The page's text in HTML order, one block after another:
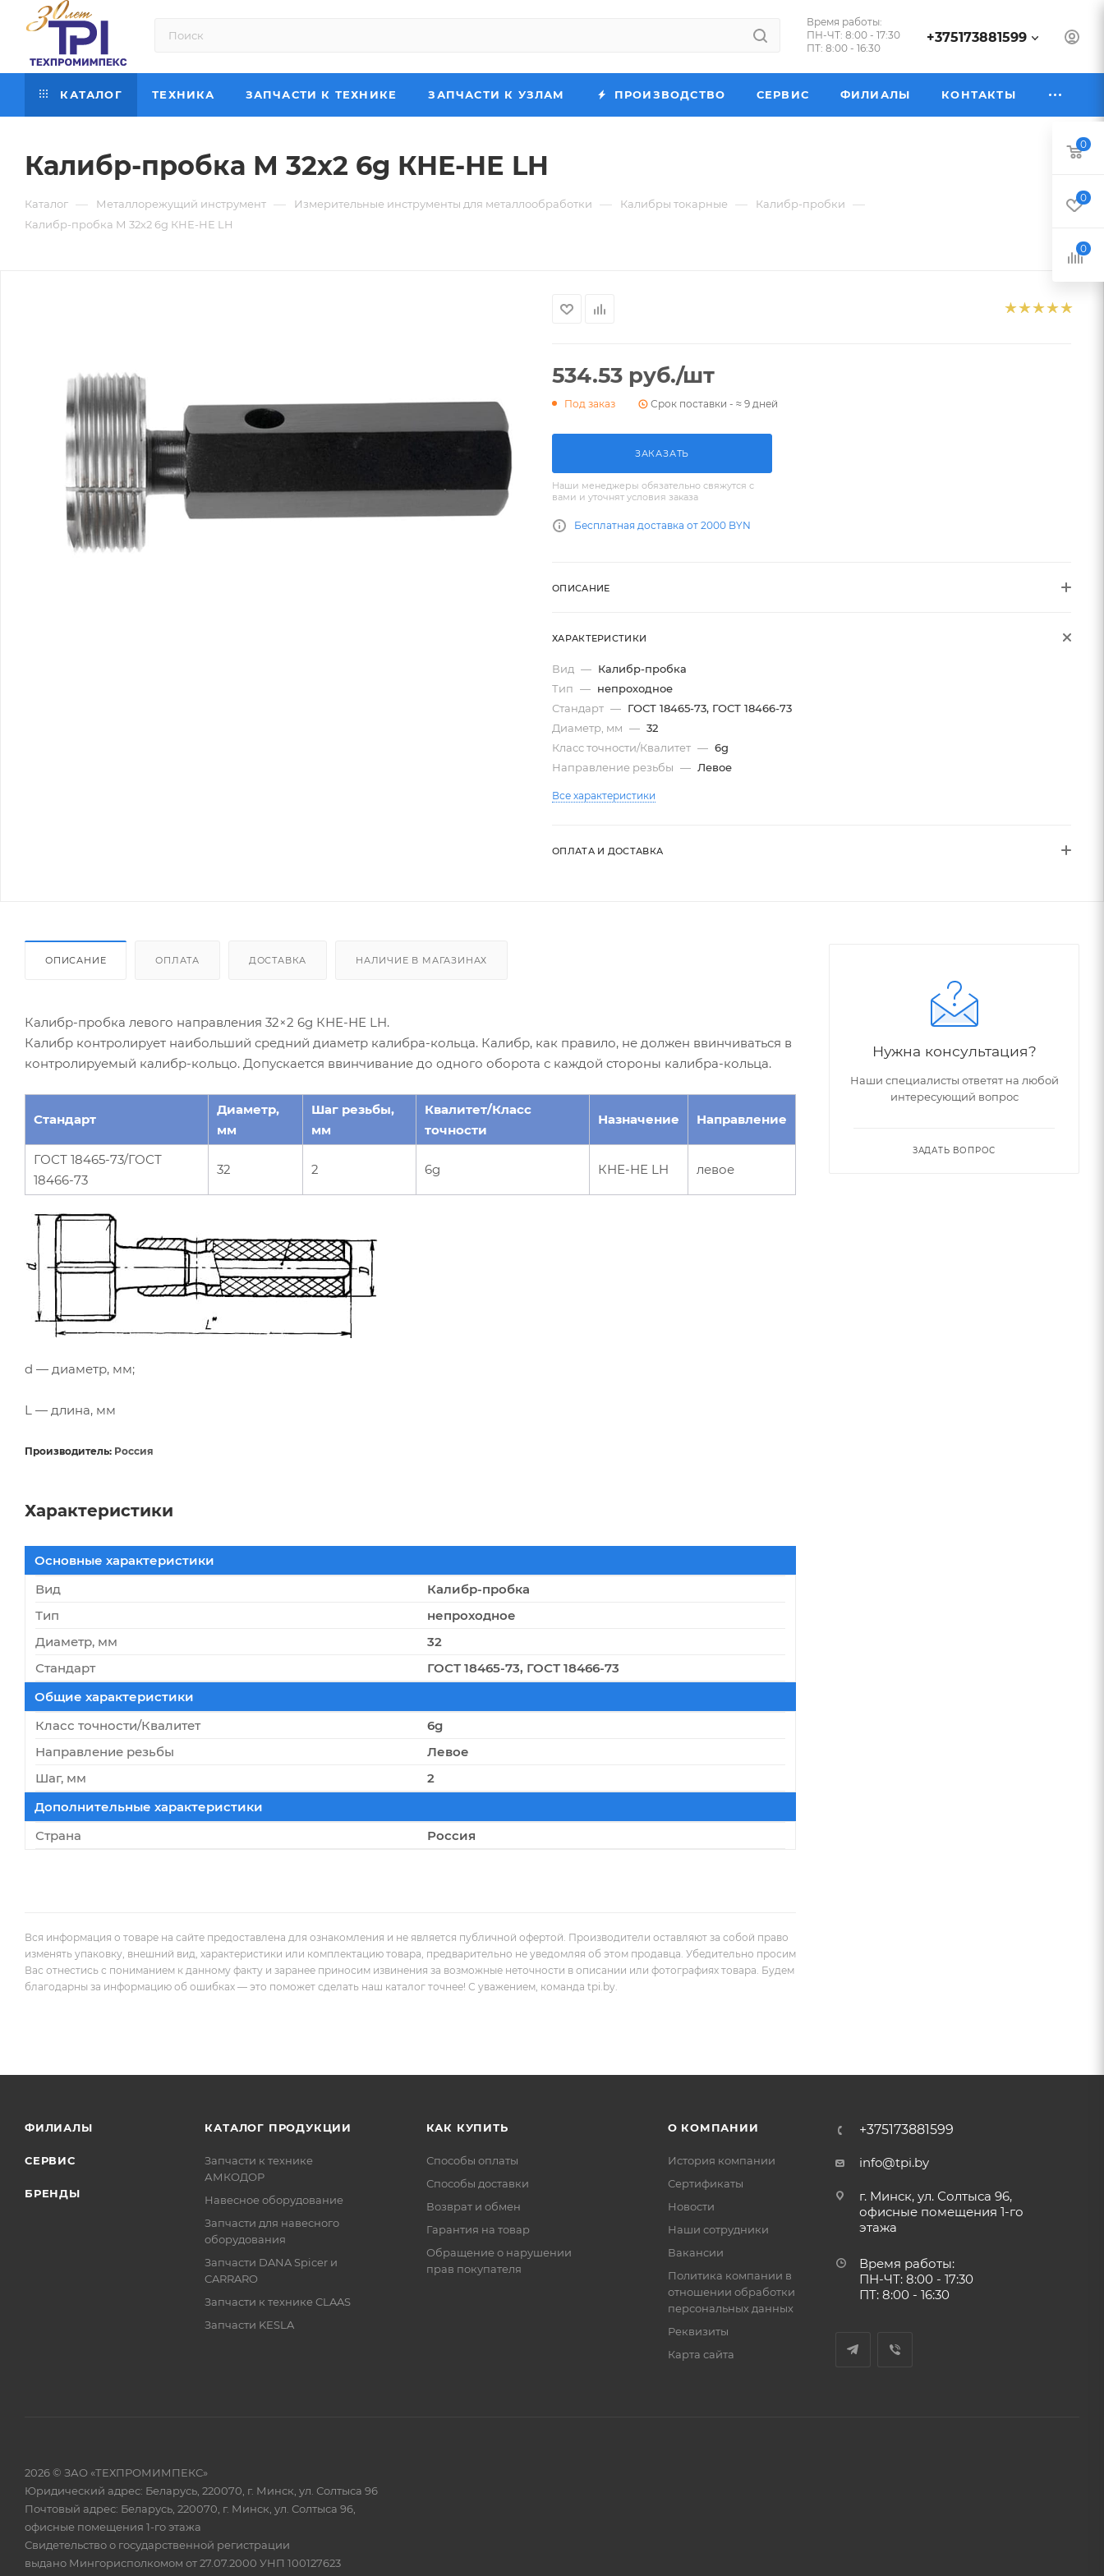
Время работы:
ПН-ЧТ: 8:00 - 17:30
ПТ: 8:00 - 16:30
+375173881599
КАТАЛОГ ТЕХНИКА ЗАПЧАСТИ К ТЕХНИКЕ ЗАПЧАСТИ К УЗЛАМ ПРОИЗВОДСТВО СЕРВИС ФИЛИАЛЫ КОНТАКТЫ
Калибр-пробка М 32х2 6g КНЕ-НЕ LH
Каталог — Металлорежущий инструмент — Измерительные инструменты для металлообработки — Калибры токарные — Калибр-пробки —
Калибр-пробка М 32х2 6g КНЕ-НЕ LH
534.53 руб./шт
Под заказ Срок поставки - ≈ 9 дней
ЗАКАЗАТЬ
Наши менеджеры обязательно свяжутся с
вами и уточнят условия заказа
Бесплатная доставка от 2000 BYN
ОПИСАНИЕ
ХАРАКТЕРИСТИКИ
Вид — Калибр-пробка
Тип — непроходное
Стандарт — ГОСТ 18465-73, ГОСТ 18466-73
Диаметр, мм — 32
Класс точности/Квалитет — 6g
Направление резьбы — Левое
Все характеристики
ОПЛАТА И ДОСТАВКА
ОПИСАНИЕ ОПЛАТА ДОСТАВКА НАЛИЧИЕ В МАГАЗИНАХ
Калибр-пробка левого направления 32×2 6g КНЕ-НЕ LH.
Калибр контролирует наибольший средний диаметр калибра-кольца. Калибр, как правило, не должен ввинчиваться в
контролируемый калибр-кольцо. Допускается ввинчивание до одного оборота с каждой стороны калибра-кольца.
Стандарт
Диаметр,
мм
Шаг резьбы,
мм
Квалитет/Класс
точности
Назначение Направление
ГОСТ 18465-73/ГОСТ
18466-73
32 2 6g КНЕ-НЕ LH левое
d — диаметр, мм;
L — длина, мм
Производитель: Россия
Характеристики
Основные характеристики
Вид
Калибр-пробка
Тип
непроходное
Диаметр, мм
32
Стандарт
ГОСТ 18465-73, ГОСТ 18466-73
Общие характеристики
Класс точности/Квалитет
6g
Направление резьбы
Левое
Шаг, мм
2
Дополнительные характеристики
Страна
Россия
Вся информация о товаре на сайте предоставлена для ознакомления и не является публичной офертой. Производители оставляют за собой право
изменять упаковку, внешний вид, характеристики или комплектацию товара, предварительно не уведомляя об этом продавца. Убедительно просим
Вас отнестись с пониманием к данному факту и заранее приносим извинения за возможные неточности в описании или фотографиях товара. Будем
благодарны за информацию об ошибках — это поможет сделать наш каталог точнее! С уважением, команда tpi.by.
Нужна консультация?
Наши специалисты ответят на любой
интересующий вопрос
ЗАДАТЬ ВОПРОС
ФИЛИАЛЫ
СЕРВИС
БРЕНДЫ
КАТАЛОГ ПРОДУКЦИИ
Запчасти к технике
АМКОДОР
Навесное оборудование
Запчасти для навесного
оборудования
Запчасти DANA Spicer и
CARRARO
Запчасти к технике CLAAS
Запчасти KESLA
КАК КУПИТЬ
Способы оплаты
Способы доставки
Возврат и обмен
Гарантия на товар
Обращение о нарушении
прав покупателя
О КОМПАНИИ
История компании
Сертификаты
Новости
Наши сотрудники
Вакансии
Политика компании в
отношении обработки
персональных данных
Реквизиты
Карта сайта
+375173881599
info@tpi.by
г. Минск, ул. Солтыса 96,
офисные помещения 1-го
этажа
Время работы:
ПН-ЧТ: 8:00 - 17:30
ПТ: 8:00 - 16:30
2026 © ЗАО «ТЕХПРОМИМПЕКС»
Юридический адрес: Беларусь, 220070, г. Минск, ул. Солтыса 96
Почтовый адрес: Беларусь, 220070, г. Минск, ул. Солтыса 96,
офисные помещения 1-го этажа
Свидетельство о государственной регистрации
выдано Мингорисполкомом от 27.07.2000 УНП 100127623
0
0
0